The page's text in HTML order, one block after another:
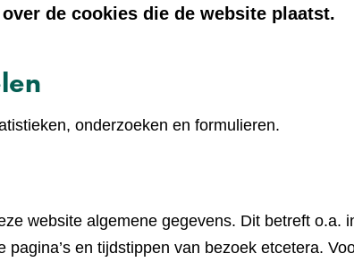
de cookies die de website plaatst.
onderzoeken en formulieren.
website algemene gegevens. Dit betreft o.a.
en tijdstippen van bezoek etcetera.